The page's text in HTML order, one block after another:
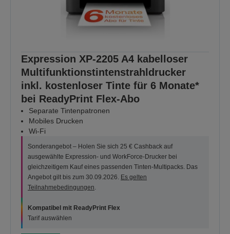
Expression XP-2205 A4 kabelloser
Multifunktionstintenstrahldrucker
inkl. kostenloser Tinte für 6 Monate*
bei ReadyPrint Flex-Abo
Separate Tintenpatronen
Mobiles Drucken
Wi-Fi
Sonderangebot – Holen Sie sich 25 € Cashback auf
ausgewählte Expression- und WorkForce-Drucker bei
gleichzeitigem Kauf eines passenden Tinten-Multipacks. Das
Angebot gilt bis zum 30.09.2026. Es gelten
Teilnahmebedingungen.
Kompatibel mit ReadyPrint Flex
Tarif auswählen